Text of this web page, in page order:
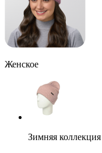
Женское
Зимняя коллекция